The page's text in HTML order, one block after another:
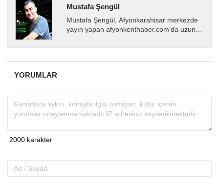
Mustafa Şengül
Mustafa Şengül, Afyonkarahisar merkezde
yayın yapan afyonkenthaber.com’da uzun
almakta, haber akışı...
YORUMLAR